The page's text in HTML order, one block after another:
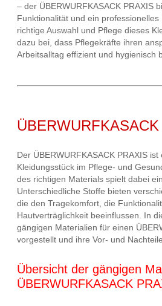
– der ÜBERWURFKASACK PRAXIS
Funktionalität und ein professionelles
richtige Auswahl und Pflege dieses
dazu bei, dass Pflegekräfte ihren
Arbeitsalltag effizient und hygienisch
Der ÜBERWURFKASACK PRAXIS
Kleidungsstück im Pflege- und
des richtigen Materials spielt dabei
Unterschiedliche Stoffe bieten
die den Tragekomfort, die
Hautverträglichkeit beeinflussen. In
gängigen Materialien für einen
vorgestellt und ihre Vor- und
Übersicht der gängigen
ÜBERWURFKASACK